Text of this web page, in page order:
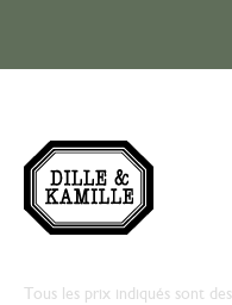
Tous les prix indiqués sont